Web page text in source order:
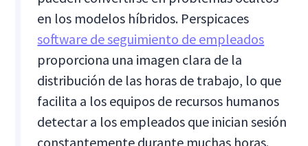
en los modelos híbridos. Perspicaces
software de seguimiento de empleados
proporciona una imagen clara de la
distribución de las horas de trabajo, lo que
facilita a los equipos de recursos humanos
detectar a los empleados que inician sesión
constantemente durante muchas horas.